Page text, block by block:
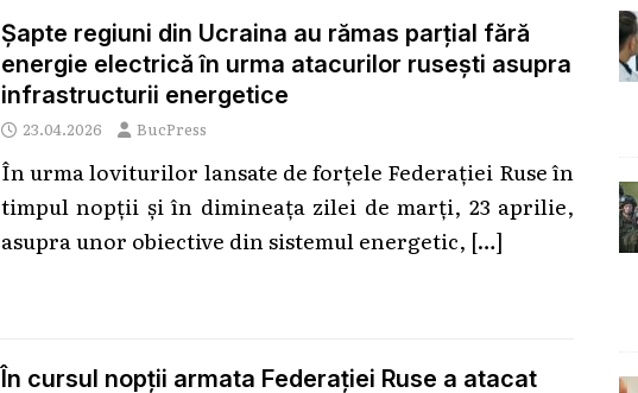
Șapte regiuni din Ucraina au rămas parțial fără
energie electrică în urma atacurilor rusești asupra
infrastructurii energetice
23.04.2026 BucPress
În urma loviturilor lansate de forțele Federației Ruse în
timpul nopții și în dimineața zilei de marți, 23 aprilie,
asupra unor obiective din sistemul energetic, […]
În cursul nopții armata Federației Ruse a atacat